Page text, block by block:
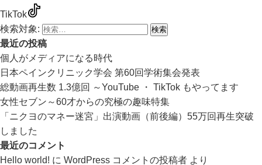
TikTok
検索対象:
最近の投稿
個人がメディアになる時代
日本ペインクリニック学会 第60回学術集会発表
総動画再生数 1.3億回 ～YouTube ・ TikTok もやってます
女性セブン～60才からの究極の趣味特集
「ニクヨのマネー迷宮」出演動画（前後編）55万回再生突破
しました
最近のコメント
Hello world! に WordPress コメントの投稿者 より